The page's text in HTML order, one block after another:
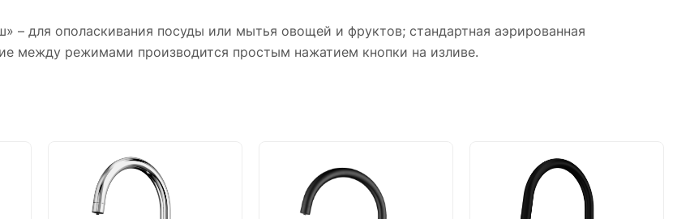
– для ополаскивания посуды или мытья овощей и фруктов; стандартная аэрированная
между режимами производится простым нажатием кнопки на изливе.